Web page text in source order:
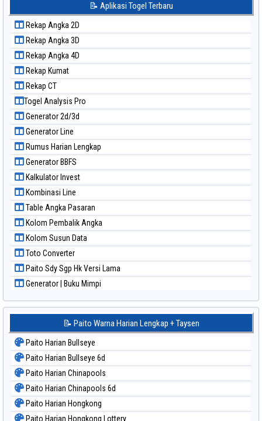
Paito Warna Kuda Lari
Paito Warna Magnum Cambodia
Paito Warna Nagoya
Paito Warna New York Midday
Paito Warna North Carolina Day
Paito Warna Pcso
Paito Warna Pennsylvania Day
Paito Warna Sao Paulo
Paito Warna Singapore
Paito Warna Sydney
Paito Warna Sydney Lottery
Paito Warna Sydney Lottery 6d
Paito Warna Sydney Lotto
Paito Warna Sydney Pools 6d
Paito Warna Taipei
Paito Warna Taiwan
📝 Aplikasi Togel Terbaru
Rekap Angka 2D
Rekap Angka 3D
Rekap Angka 4D
Rekap Kumat
Rekap CT
Togel Analysis Pro
Generator 2d/3d
Generator Line
Rumus Harian Lengkap
Generator BBFS
Kalkulator Invest
Kombinasi Line
Table Angka Pasaran
Kolom Pembalik Angka
Kolom Susun Data
Toto Converter
Paito Sdy Sgp Hk Versi Lama
Generator | Buku Mimpi
📝 Paito Warna Harian Lengkap + Taysen
Paito Harian Bullseye
Paito Harian Bullseye 6d
Paito Harian Chinapools
Paito Harian Chinapools 6d
Paito Harian Hongkong
Paito Harian Hongkong Lottery